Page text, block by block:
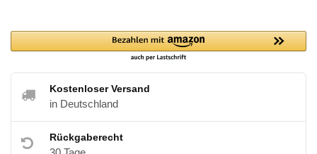
Kostenloser Versand
in Deutschland
Rückgaberecht